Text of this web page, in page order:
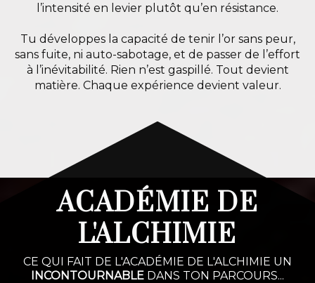
l’intensité en levier plutôt qu’en résistance.
Tu développes la capacité de tenir l’or sans peur,
sans fuite, ni auto-sabotage, et de passer de l’effort
à l’inévitabilité. Rien n’est gaspillé. Tout devient
matière. Chaque expérience devient valeur.
ACADÉMIE DE
L'ALCHIMIE
CE QUI FAIT DE L'ACADÉMIE DE L'ALCHIMIE UN
INCONTOURNABLE DANS TON PARCOURS...